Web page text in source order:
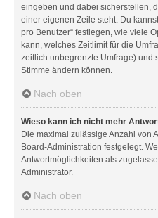
eingeben und dabei sicherstellen,
einer eigenen Zeile steht. Du
pro Benutzer“ festlegen, wie viele
kann, welches Zeitlimit für die
zeitlich unbegrenzte Umfrage) und
Stimme ändern können.
Nach oben
Wieso kann ich nicht mehr
Die maximal zulässige Anzahl von
Board-Administration festgelegt.
Antwortmöglichkeiten als
Administrator.
Nach oben